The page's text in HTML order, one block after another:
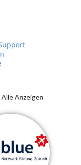
Alle Anzeigen